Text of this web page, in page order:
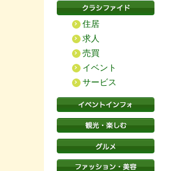
住居
求人
売買
イベント
サービス